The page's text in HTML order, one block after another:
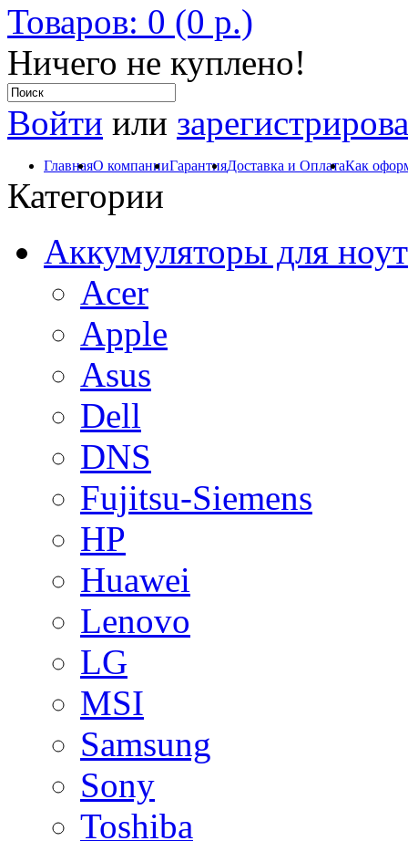
Товаров: 0 (0 р.)
Ничего не куплено!
Войти или
ГлавнаяО компанииГарантияДоставка и ОплатаКак
Категории
Аккумуляторы для
Acer
Apple
Asus
Dell
DNS
Fujitsu-Siemens
HP
Huawei
Lenovo
LG
MSI
Samsung
Sony
Toshiba